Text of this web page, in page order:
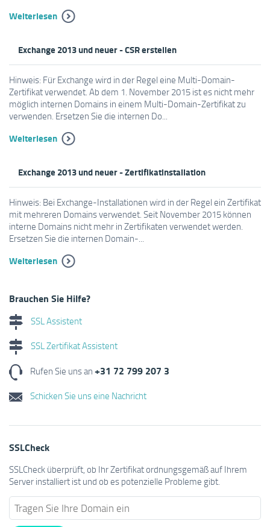
Weiterlesen
Exchange 2013 und neuer - CSR erstellen
Hinweis: Für Exchange wird in der Regel eine Multi-Domain-
Zertifikat verwendet. Ab dem 1. November 2015 ist es nicht mehr
möglich internen Domains in einem Multi-Domain-Zertifikat zu
verwenden. Ersetzen Sie die internen Do...
Weiterlesen
Exchange 2013 und neuer - Zertifikatinstallation
Hinweis: Bei Exchange-Installationen wird in der Regel ein Zertifikat
mit mehreren Domains verwendet. Seit November 2015 können
interne Domains nicht mehr in Zertifikaten verwendet werden.
Ersetzen Sie die internen Domain-...
Weiterlesen
Brauchen Sie Hilfe?
SSL Assistent
SSL Zertifikat Assistent
Rufen Sie uns an +31 72 799 207 3
Schicken Sie uns eine Nachricht
SSLCheck
SSLCheck überprüft, ob Ihr Zertifikat ordnungsgemäß auf Ihrem
Server installiert ist und ob es potenzielle Probleme gibt.